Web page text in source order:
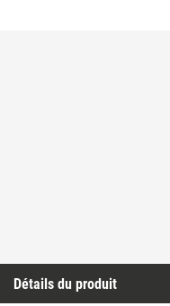
Détails du produit